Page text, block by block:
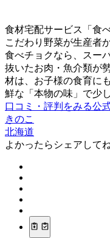
食材宅配サービス「食
こだわり野菜が生産者
食べチョクなら、スー
抜いたお肉・魚介類が
材は、お子様の食育に
鮮な「本物の味」で少
口コミ・評判をみる公
きのこ
北海道
よかったらシェアしてね